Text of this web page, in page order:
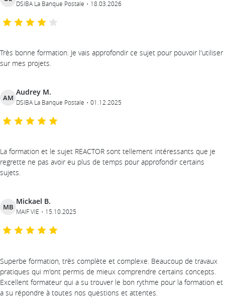
DSIBA La Banque Postale 18.03.2026
Très bonne formation. Je vais approfondir ce sujet pour pouvoir l'utiliser
sur mes projets.
AM
Audrey M.
DSIBA La Banque Postale 01.12.2025
La formation et le sujet REACTOR sont tellement intéressants que je
regrette ne pas avoir eu plus de temps pour approfondir certains
sujets.
MB
Mickael B.
MAIF VIE 15.10.2025
Superbe formation, très complète et complexe. Beaucoup de travaux
pratiques qui m'ont permis de mieux comprendre certains concepts.
Excellent formateur qui a su trouver le bon rythme pour la formation et
a su répondre à toutes nos questions et attentes.